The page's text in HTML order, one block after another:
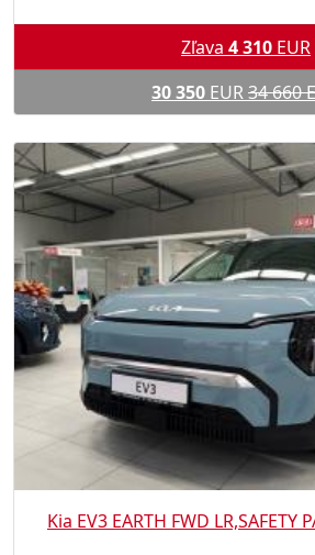
Zľava 4 310 EUR
30 350 EUR34 660
Kia EV3 EARTH FWD LR,SAFETY